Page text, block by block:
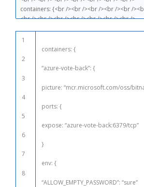
1
2
3
4
5
6
7
8
containers: {
“azure-vote-back”: {
picture: “mcr.microsoft.com/oss/
ports: {
expose: “azure-vote-back:6379/tcp”
}
env: {
“ALLOW_EMPTY_PASSWORD”: “sure”